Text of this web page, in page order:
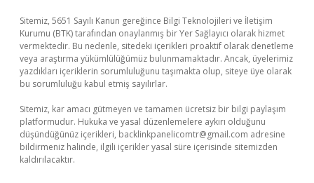
Sitemiz, 5651 Sayılı Kanun gereğince Bilgi Teknolojileri ve İletişim
Kurumu (BTK) tarafından onaylanmış bir Yer Sağlayıcı olarak hizmet
vermektedir. Bu nedenle, sitedeki içerikleri proaktif olarak denetleme
veya araştırma yükümlülüğümüz bulunmamaktadır. Ancak, üyelerimiz
yazdıkları içeriklerin sorumluluğunu taşımakta olup, siteye üye olarak
bu sorumluluğu kabul etmiş sayılırlar.
Sitemiz, kar amacı gütmeyen ve tamamen ücretsiz bir bilgi paylaşım
platformudur. Hukuka ve yasal düzenlemelere aykırı olduğunu
düşündüğünüz içerikleri, backlinkpanelicomtr@gmail.com adresine
bildirmeniz halinde, ilgili içerikler yasal süre içerisinde sitemizden
kaldırılacaktır.